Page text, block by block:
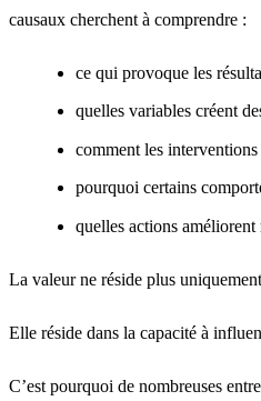
causaux cherchent à comprendre :
ce qui provoque les
quelles variables créent
comment les
pourquoi certains
quelles actions améliorent
La valeur ne réside plus
Elle réside dans la capacité à
C’est pourquoi de nombreuses